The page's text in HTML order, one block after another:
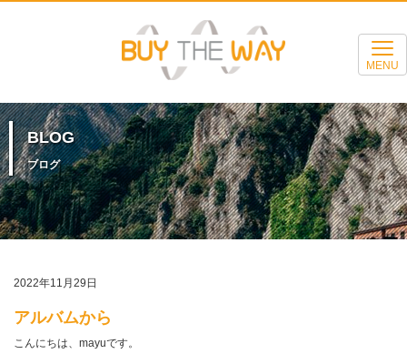
MENU
BLOG
ブログ
2022年11月29日
アルバムから
こんにちは、mayuです。